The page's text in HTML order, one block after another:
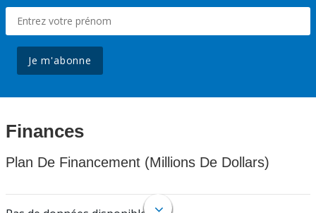
Je m'abonne
Finances
Plan De Financement (Millions De Dollars)